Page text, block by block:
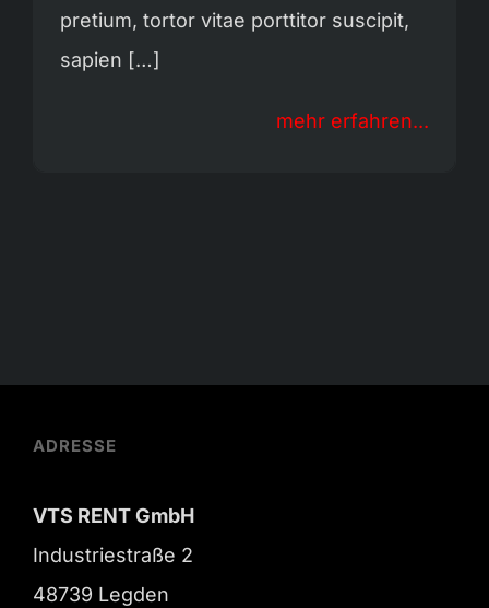
pretium, tortor vitae porttitor suscipit,
sapien […]
mehr erfahren...
ADRESSE
VTS RENT GmbH
Industriestraße 2
48739 Legden